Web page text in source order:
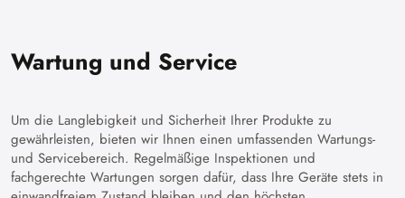
Wartung und Service
Um die Langlebigkeit und Sicherheit Ihrer Produkte zu
gewährleisten, bieten wir Ihnen einen umfassenden Wartungs-
und Servicebereich. Regelmäßige Inspektionen und
fachgerechte Wartungen sorgen dafür, dass Ihre Geräte stets in